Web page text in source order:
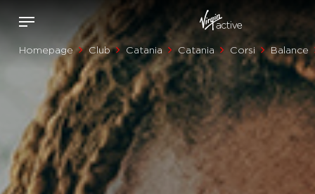
Homepage Club Catania Catania Corsi Balance